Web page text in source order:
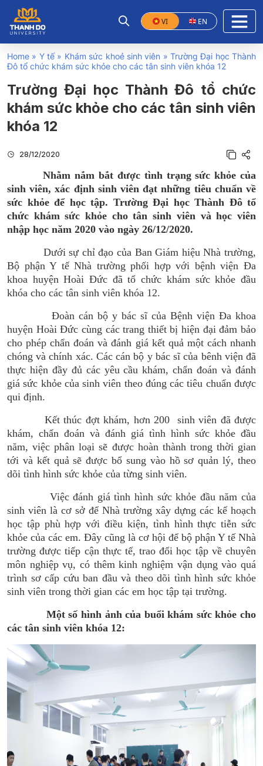
VI EN
Home » Y tế» Khám sức khoẻ sinh viên » Trường Đại học Thành
Đô tổ chức khám sức khỏe cho các tân sinh viên khóa 12
Trường Đại học Thành Đô tổ chức
khám sức khỏe cho các tân sinh viên
khóa 12
28/12/2020
Nhằm nắm bắt được tình trạng sức khỏe của
sinh viên, xác định sinh viên đạt những tiêu chuẩn về
sức khỏe để học tập. Trường Đại học Thành Đô tổ
chức khám sức khỏe cho tân sinh viên và học viên
nhập học năm 2020 vào ngày 26/12/2020.
Dưới sự chỉ đạo của Ban Giám hiệu Nhà trường,
Bộ phận Y tế Nhà trường phối hợp với bệnh viện Đa
khoa huyện Hoài Đức đã tổ chức khám sức khỏe đầu
khóa cho các tân sinh viên khóa 12.
Đoàn cán bộ y bác sĩ của Bệnh viện Đa khoa
huyện Hoài Đức cùng các trang thiết bị hiện đại đảm bảo
cho phép chẩn đoán và đánh giá kết quả một cách nhanh
chóng và chính xác. Các cán bộ y bác sĩ của bênh viện đã
thực hiện đầy đủ các yêu cầu khám, chẩn đoán và đánh
giá sức khỏe của sinh viên theo đúng các tiêu chuẩn được
qui định.
Kết thúc đợt khám, hơn 200 sinh viên đã được
khám, chẩn đoán và đánh giá tình hình sức khỏe đầu
năm, việc phân loại sẽ được hoàn thành trong thời gian
tới và kết quả sẽ được bổ sung vào hồ sơ quản lý, theo
dõi tình hình sức khỏe của từng sinh viên.
Việc đánh giá tình hình sức khỏe đầu năm của
sinh viên là cơ sở để Nhà trường xây dựng các kế hoạch
học tập phù hợp với điều kiện, tình hình thực tiễn sức
khỏe của các em. Đây cũng là cơ hội để bộ phận Y tế Nhà
trường được tiếp cận thực tế, trao đổi học tập về chuyên
môn nghiệp vụ, có thêm kinh nghiệm vận dụng vào quá
trình sơ cấp cứu ban đầu và theo dõi tình hình sức khỏe
sinh viên trong thời gian các em học tập tại trường.
Một số hình ảnh của buổi khám sức khỏe cho
các tân sinh viên khóa 12: